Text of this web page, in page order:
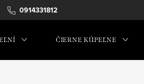
0914331812
ČIERNE KÚPEĽNE